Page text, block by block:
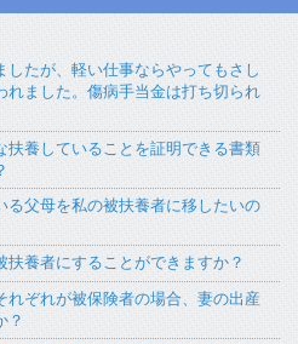
したが、軽い仕事ならやってもさし
れました。傷病手当金は打ち切られ
扶養していることを証明できる書類
る父母を私の被扶養者に移したいの
扶養者にすることができますか？
れぞれが被保険者の場合、妻の出産
？